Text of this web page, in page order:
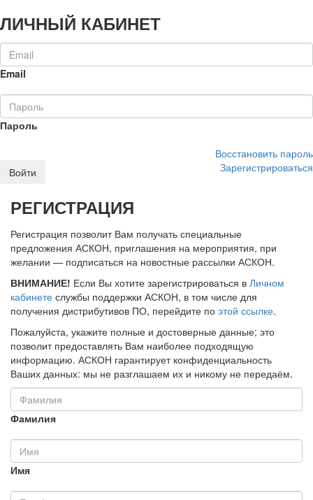
ЛИЧНЫЙ КАБИНЕТ
Email
Пароль
Восстановить пароль
Войти
Зарегистрироваться
РЕГИСТРАЦИЯ
Регистрация позволит Вам получать специальные
предложения АСКОН, приглашения на мероприятия, при
желании — подписаться на новостные рассылки АСКОН.
ВНИМАНИЕ! Если Вы хотите зарегистрироваться в Личном
кабинете службы поддержки АСКОН, в том числе для
получения дистрибутивов ПО, перейдите по этой ссылке.
Пожалуйста, укажите полные и достоверные данные; это
позволит предоставлять Вам наиболее подходящую
информацию. АСКОН гарантирует конфиденциальность
Ваших данных: мы не разглашаем их и никому не передаём.
Фамилия
Имя